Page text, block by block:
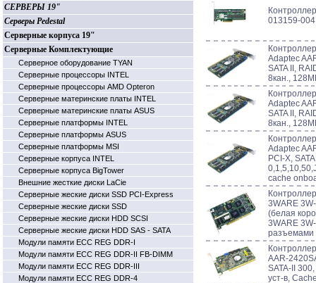
СЕРВЕРЫ 19"
Серверы Pedestal
Серверные корпуса 19"
Серверные Комплектующие
Серверное оборудование TYAN
Серверные процессоры INTEL
Серверные процессоры AMD Opteron
Серверные материнские платы INTEL
Серверные материнские платы ASUS
Серверные платформы INTEL
Серверные платформы ASUS
Серверные платформы MSI
Серверные корпуса INTEL
Серверные корпуса BigTower
Внешние жесткие диски LaCie
Серверные жеские диски SSD PCI-Express
Серверные жеские диски SSD
Серверные жеские диски HDD SCSI
Серверные жеские диски HDD SAS - SATA
Модули памяти ECC REG DDR-I
Модули памяти ECC REG DDR-II FB-DIMM
Модули памяти ECC REG DDR-III
Модули памяти ECC REG DDR-4
013159-004
Adaptec
SATA II,
8кан.,
Adaptec
SATA II,
8кан.,
Adaptec
PCI-X,
cache
3WARE
(белая
3WARE
разъемами
AAR-
SATA-II
уст-в,